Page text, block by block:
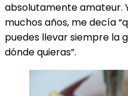
absolutamente amateur.
muchos años, me decía
puedes llevar siempre la
dónde quieras”.